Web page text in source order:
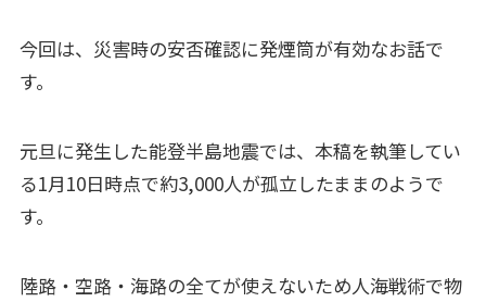
今回は、災害時の安否確認に発煙筒が有効なお話で
す。
元旦に発生した能登半島地震では、本稿を執筆してい
る1月10日時点で約3,000人が孤立したままのようで
す。
陸路・空路・海路の全てが使えないため人海戦術で物